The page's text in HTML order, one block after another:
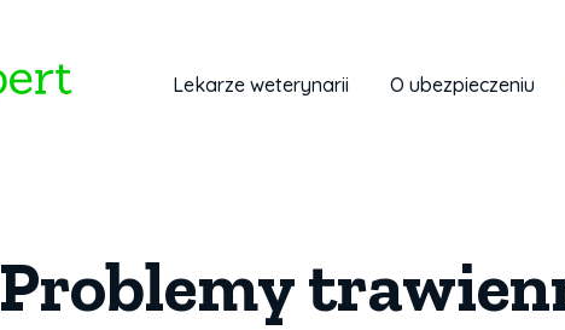
Lekarze weterynarii O ubezpieczeniu
Problemy